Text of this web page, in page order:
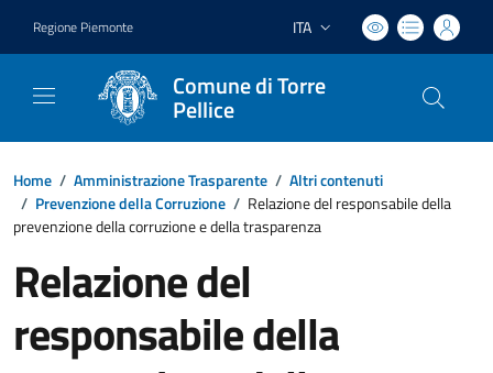
Regione Piemonte Lingua attiva:
ITA
Comune di Torre
Pellice
Home / Amministrazione Trasparente / Altri contenuti
/ Prevenzione della Corruzione / Relazione del responsabile della
prevenzione della corruzione e della trasparenza
Relazione del
responsabile della